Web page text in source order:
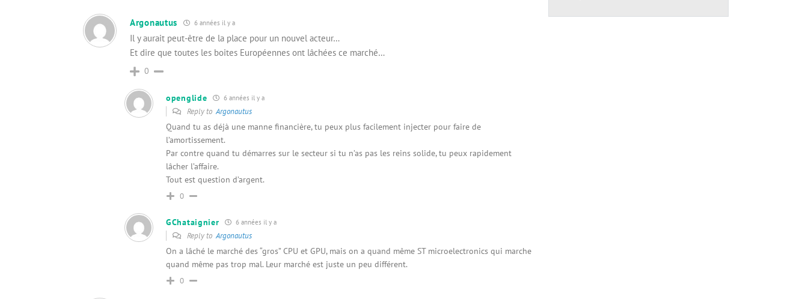
Argonautus 6 années il y a
Il y aurait peut-être de la place pour un nouvel acteur…
Et dire que toutes les boites Européennes ont lâchées ce marché…
0
openglide 6 années il y a
Reply toArgonautus
Quand tu as déjà une manne financière, tu peux plus facilement injecter pour faire de
l’amortissement.
Par contre quand tu démarres sur le secteur si tu n’as pas les reins solide, tu peux rapidement
lâcher l’affaire.
Tout est question d’argent.
0
GChataignier 6 années il y a
Reply toArgonautus
On a lâché le marché des “gros” CPU et GPU, mais on a quand même ST microelectronics qui marche
quand même pas trop mal. Leur marché est juste un peu différent.
0